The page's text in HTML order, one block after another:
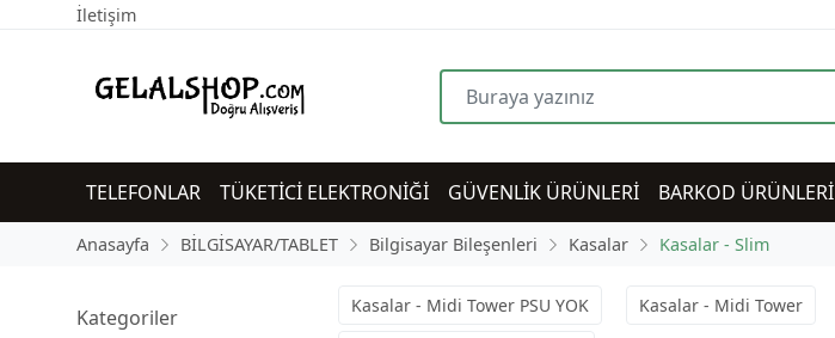
İletişim
TELEFONLAR TÜKETİCİ ELEKTRONİĞİ GÜVENLİK ÜRÜNLERİ BARKOD ÜRÜNLERİ
Anasayfa BİLGİSAYAR/TABLET Bilgisayar Bileşenleri Kasalar Kasalar - Slim
Kategoriler Kasalar - Midi Tower PSU YOK Kasalar - Midi Tower